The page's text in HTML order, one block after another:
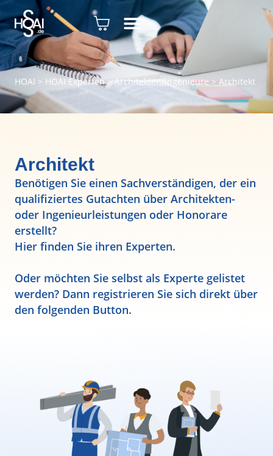
HOAI > HOAI Experten>Architekten/Ingenieure>Architekt
Architekt
Benötigen Sie einen Sachverständigen, der ein
qualifiziertes Gutachten über Architekten-
oder Ingenieurleistungen oder Honorare
erstellt?
Hier finden Sie ihren Experten.
Oder möchten Sie selbst als Experte gelistet
werden? Dann registrieren Sie sich direkt über
den folgenden Button.